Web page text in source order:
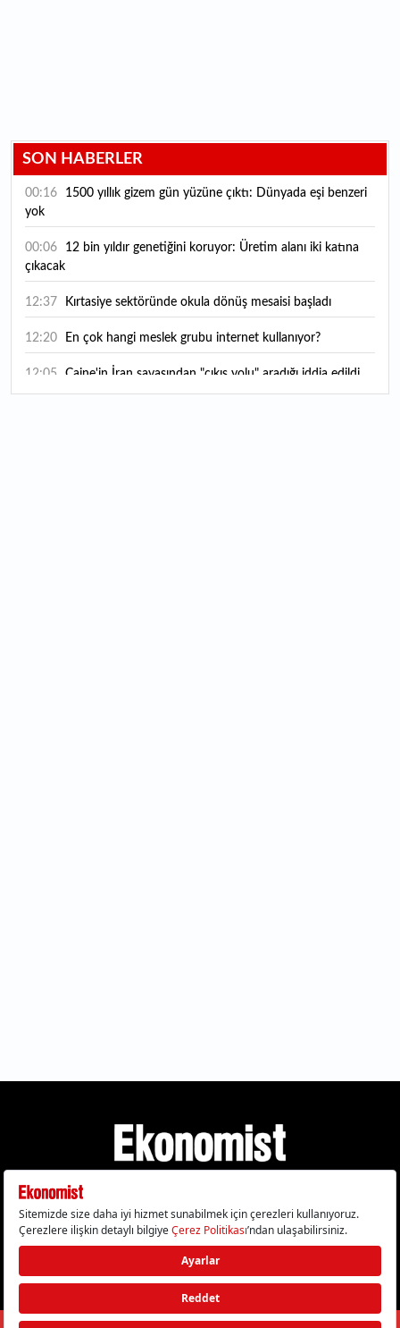
SON HABERLER
00:16
yok
00:06
çıkacak
12:37 Kırtasiye sektöründe okula dönüş mesaisi başladı
12:20 En çok hangi meslek grubu internet kullanıyor?
12:05 Caine'in İran savaşından "çıkış yolu" aradığı iddia edildi
Gizlilik Politikası Çerez Politikası Çerezleri Sıfırla
KVKK Metni Künye İletişim